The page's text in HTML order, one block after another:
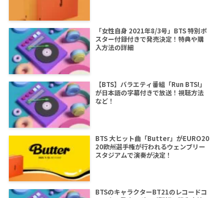
「女性自身 2021年8/3号」BTS 特別ポ
スター付録付きで発売決定！特典や購
入方法の詳細
【BTS】バラエティ番組「Run BTS!」
が日本語の字幕付きで放送！視聴方法
など！
BTS 大ヒット曲「Butter」がEURO20
20欧州選手権が行われるウェンブリー
スタジアムで演奏が決定！
BTSのキャラクターBT21のレコードコ